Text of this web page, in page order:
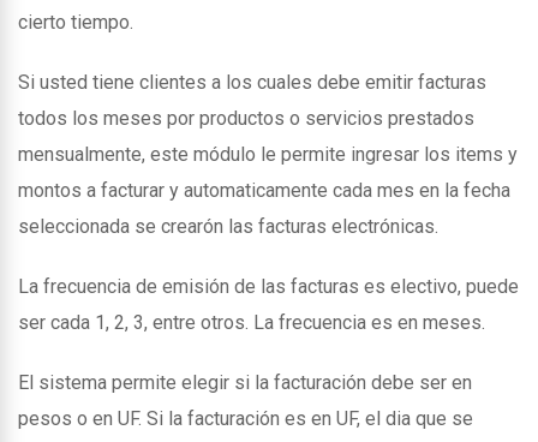
cierto tiempo.
Si usted tiene clientes a los cuales debe emitir facturas
todos los meses por productos o servicios prestados
mensualmente, este módulo le permite ingresar los items y
montos a facturar y automaticamente cada mes en la fecha
seleccionada se crearón las facturas electrónicas.
La frecuencia de emisión de las facturas es electivo, puede
ser cada 1, 2, 3, entre otros. La frecuencia es en meses.
El sistema permite elegir si la facturación debe ser en
pesos o en UF. Si la facturación es en UF, el dia que se